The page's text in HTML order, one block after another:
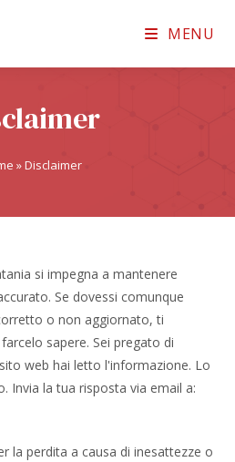
MENU
»Disclaimer
si impegna a mantenere
Se dovessi comunque
o non aggiornato, ti
sapere. Sei pregato di
web hai letto l'informazione. Lo
Invia la tua risposta via email a:
la perdita a causa di inesattezze o